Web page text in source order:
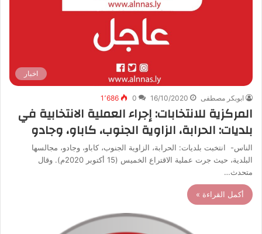
اخبار
ابوبكر مصطفى 16/10/2020
0 1٬686
المركزية للانتخابات: إجراء العملية الانتخابية في
بلديات: الحرابة، الزاوية الجنوب، كاباو، وجادو
الناس- انتخبت بلديات: الحرابة، الزاوية الجنوب، كاباو، وجادو، مجالسها
البلدية، حيث جرت عملية الاقتراع الخميس (15 أكتوبر 2020م). وقال
متحدث…
أكمل القراءة »